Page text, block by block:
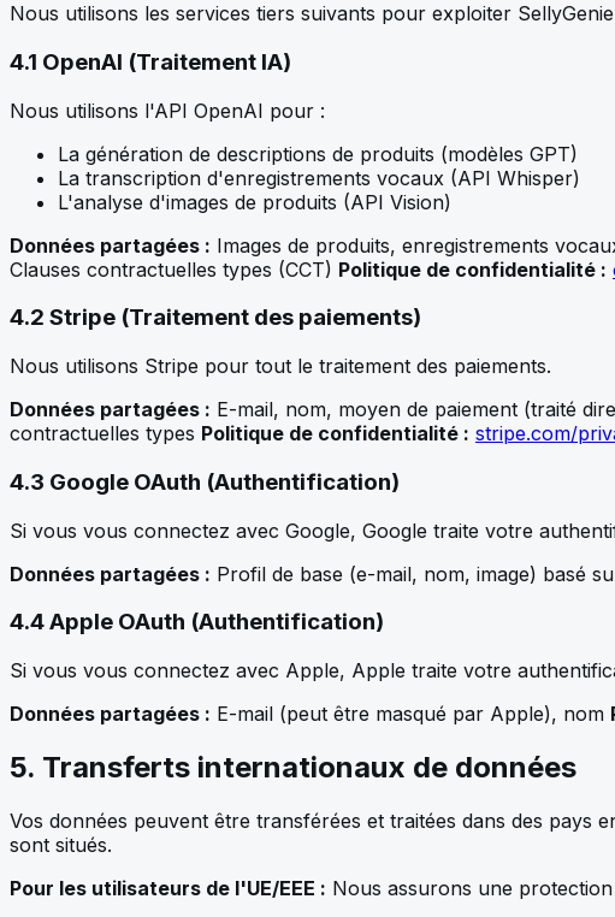
Nous utilisons les services tiers suivants pour exploiter
4.1 OpenAI (Traitement IA)
Nous utilisons l'API OpenAI pour :
La génération de descriptions de produits (modèles GPT)
La transcription d'enregistrements vocaux (API Whisper)
L'analyse d'images de produits (API Vision)
Données partagées : Images de produits, enregistrements
Clauses contractuelles types (CCT) Politique de confidentialité :
4.2 Stripe (Traitement des paiements)
Nous utilisons Stripe pour tout le traitement des paiements.
Données partagées : E-mail, nom, moyen de paiement (traité
contractuelles types Politique de confidentialité : stripe.com/
4.3 Google OAuth (Authentification)
Si vous vous connectez avec Google, Google traite votre
Données partagées : Profil de base (e-mail, nom, image) basé
4.4 Apple OAuth (Authentification)
Si vous vous connectez avec Apple, Apple traite votre
Données partagées : E-mail (peut être masqué par Apple), nom
5. Transferts internationaux de données
Vos données peuvent être transférées et traitées dans des pays
sont situés.
Pour les utilisateurs de l'UE/EEE : Nous assurons une